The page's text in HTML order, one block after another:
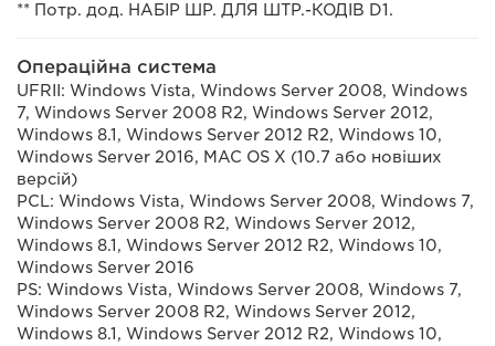
** Потр. дод. НАБІР ШР. ДЛЯ ШТР.-КОДІВ D1.
Операційна система
UFRII: Windows Vista, Windows Server 2008, Windows
7, Windows Server 2008 R2, Windows Server 2012,
Windows 8.1, Windows Server 2012 R2, Windows 10,
Windows Server 2016, MAC OS X (10.7 або новіших
версій)
PCL: Windows Vista, Windows Server 2008, Windows 7,
Windows Server 2008 R2, Windows Server 2012,
Windows 8.1, Windows Server 2012 R2, Windows 10,
Windows Server 2016
PS: Windows Vista, Windows Server 2008, Windows 7,
Windows Server 2008 R2, Windows Server 2012,
Windows 8.1, Windows Server 2012 R2, Windows 10,